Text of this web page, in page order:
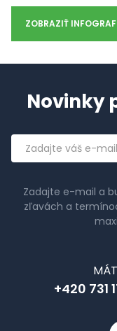
ZOBRAZIŤ
Novinky
Emailová
adresa
Zadajte e-mail a
zľavách a
+420 731